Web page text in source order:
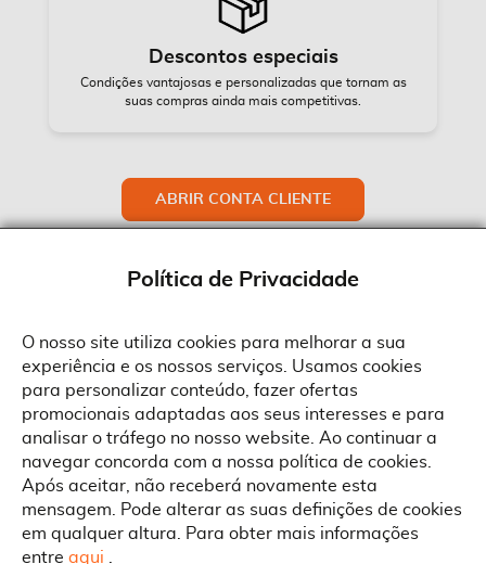
Descontos especiais
Condições vantajosas e personalizadas que tornam as
suas compras ainda mais competitivas.
ABRIR CONTA CLIENTE
Política de Privacidade
O nosso site utiliza cookies para melhorar a sua
experiência e os nossos serviços. Usamos cookies
para personalizar conteúdo, fazer ofertas
promocionais adaptadas aos seus interesses e para
analisar o tráfego no nosso website. Ao continuar a
navegar concorda com a nossa política de cookies.
Após aceitar, não receberá novamente esta
mensagem. Pode alterar as suas definições de cookies
em qualquer altura. Para obter mais informações
entre aqui
Sobre a Suprides
Quem Somos
Informações
Termos e Condições
Condições Gerais de Venda
Serviço Pós-Venda
Contactos
Morada
Rua Gonçalves Zarco, 1837
Política de Cookies
Ao aceitar a política de cookies da Suprides deverá ter em consideração
que a utilização de cookies possibilita a personalização da utilização e a
apresentação de serviços e ofertas adaptadas ao seu interesses. Pode
alterar as suas definições de cookies a qualquer altura.